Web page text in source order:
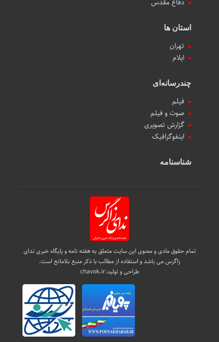
دفاع مقدس
استان ها
تهران
ایلام
چندرسانه‌ای
فیلم
صوت و فیلم
گزارش تصویری
اینفوگرافیک
شناسنامه
تمام حقوق مادی و معنوی این سایت متعلق به هفته نامه و پایگاه خبری ندای
زاگرس می باشد و استفاده از مطالب با ذکر منبع بلامانع است.
طراحی و تولید:chavok.ir